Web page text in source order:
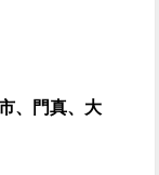
、門真、大